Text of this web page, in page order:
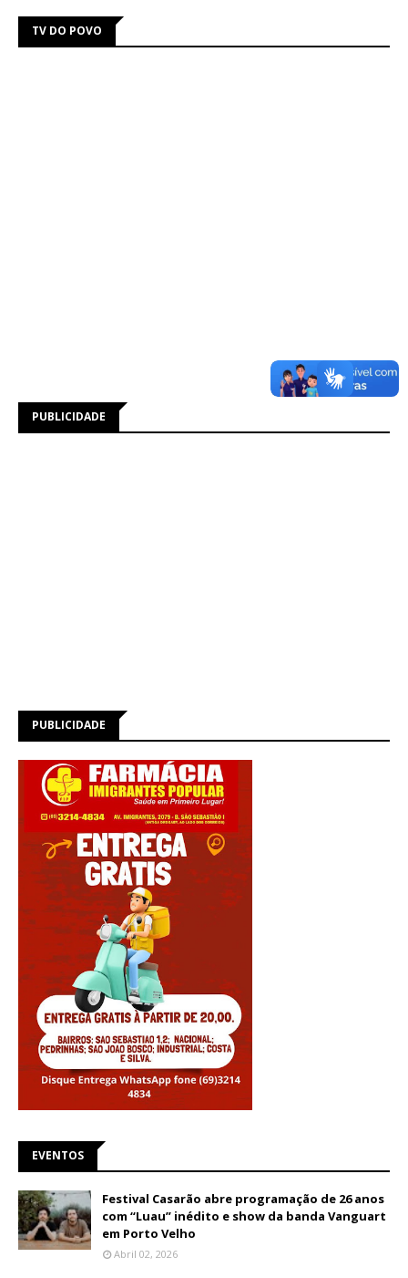
TV DO POVO
PUBLICIDADE
PUBLICIDADE
EVENTOS
Festival Casarão abre programação de 26 anos
com “Luau” inédito e show da banda Vanguart
em Porto Velho
Abril 02, 2026